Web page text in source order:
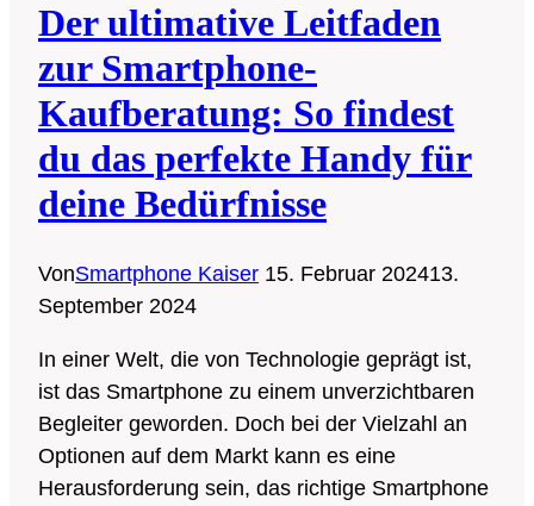
Zukunft
mobilen
Technologie
Der ultimative Leitfaden
zur Smartphone-
Kaufberatung: So findest
du das perfekte Handy für
deine Bedürfnisse
VonSmartphone Kaiser 15. Februar 202413.
September 2024
In einer Welt, die von Technologie geprägt ist,
ist das Smartphone zu einem unverzichtbaren
Begleiter geworden. Doch bei der Vielzahl an
Optionen auf dem Markt kann es eine
Herausforderung sein, das richtige Smartphone